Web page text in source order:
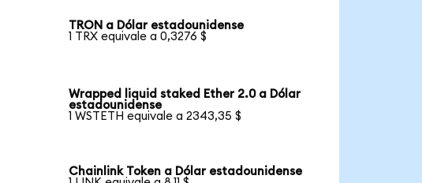
TRON a Dólar estadounidense
1 TRX equivale a 0,3276 $
Wrapped liquid staked Ether 2.0 a Dólar
estadounidense
1 WSTETH equivale a 2343,35 $
Chainlink Token a Dólar estadounidense